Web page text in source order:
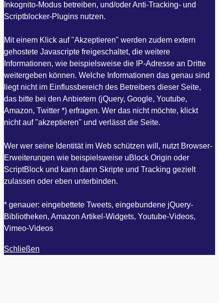
Inkognito-Modus betreiben, und/oder Anti-Tracking- und
Scriptblocker-Plugins nutzen.
Mit einem Klick auf "Akzeptieren" werden zudem extern
gehostete Javascripte freigeschaltet, die weitere
Informationen, wie beispielsweise die IP-Adresse an Dritte
weitergeben können. Welche Informationen das genau sind
liegt nicht im Einflussbereich des Betreibers dieser Seite,
das bitte bei den Anbietern (jQuery, Google, Youtube,
Amazon, Twitter *) erfragen. Wer das nicht möchte, klickt
nicht auf "akzeptieren" und verlässt die Seite.
Wer wer seine Identität im Web schützen will, nutzt Browser-
Erweiterungen wie beispielsweise uBlock Origin oder
ScriptBlock und kann dann Skripte und Tracking gezielt
zulassen oder eben unterbinden.
* genauer: eingebettete Tweets, eingebundene jQuery-
Bibliotheken, Amazon Artikel-Widgets, Youtube-Videos,
Vimeo-Videos
Schließen